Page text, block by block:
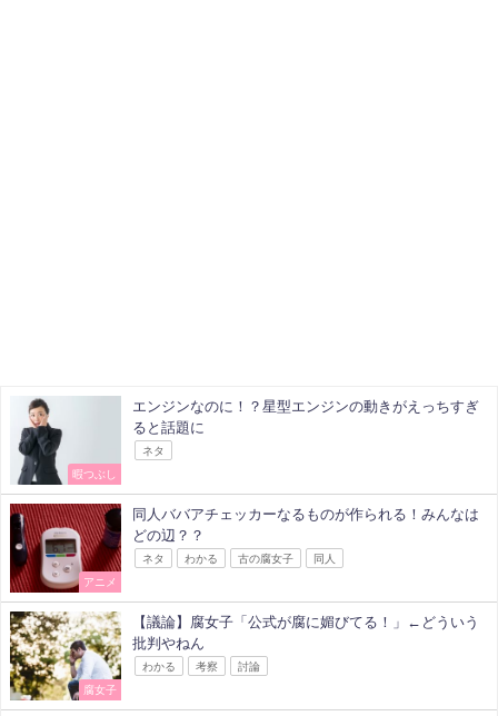
暇つぶし
エンジンなのに！？星型エンジンの動きがえっちすぎ
ると話題に
ネタ
アニメ
同人ババアチェッカーなるものが作られる！みんなは
どの辺？？
ネタ わかる 古の腐女子 同人
腐女子
【議論】腐女子「公式が腐に媚びてる！」←どういう
批判やねん
わかる 考察 討論